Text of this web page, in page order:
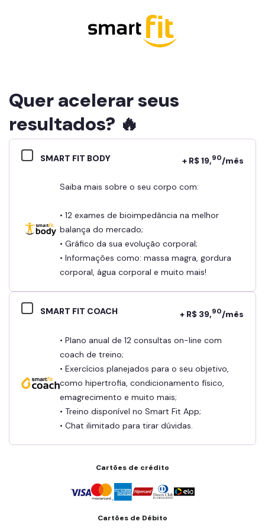
Quer acelerar seus
resultados? 🔥
SMART FIT BODY + R$ 19,90/mês
Saiba mais sobre o seu corpo com:
• 12 exames de bioimpedância na melhor
balança do mercado;
• Gráfico da sua evolução corporal;
• Informações como: massa magra, gordura
corporal, água corporal e muito mais!
SMART FIT COACH + R$ 39,90/mês
• Plano anual de 12 consultas on-line com
coach de treino;
• Exercícios planejados para o seu objetivo,
como hipertrofia, condicionamento físico,
emagrecimento e muito mais;
• Treino disponível no Smart Fit App;
• Chat ilimitado para tirar dúvidas.
Cartões de crédito
Cartões de Débito